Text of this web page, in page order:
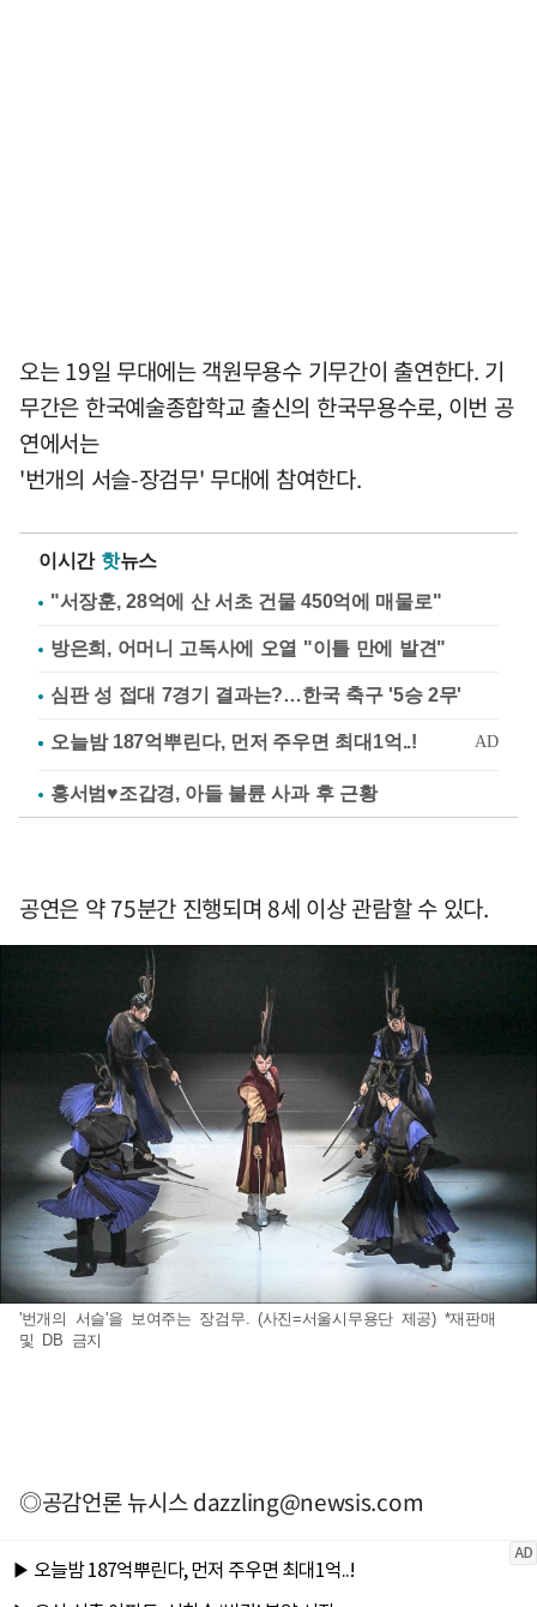
오는 19일 무대에는 객원무용수 기무간이 출연한다. 기
무간은 한국예술종합학교 출신의 한국무용수로, 이번 공
연에서는
'번개의 서슬-장검무' 무대에 참여한다.
이시간 핫뉴스
"서장훈, 28억에 산 서초 건물 450억에 매물로"
방은희, 어머니 고독사에 오열 "이틀 만에 발견"
심판 성 접대 7경기 결과는?…한국 축구 '5승 2무'
홍서범♥조갑경, 아들 불륜 사과 후 근황
공연은 약 75분간 진행되며 8세 이상 관람할 수 있다.
'번개의 서슬'을 보여주는 장검무. (사진=서울시무용단 제공) *재판매
및 DB 금지
◎공감언론 뉴시스dazzling@newsis.com